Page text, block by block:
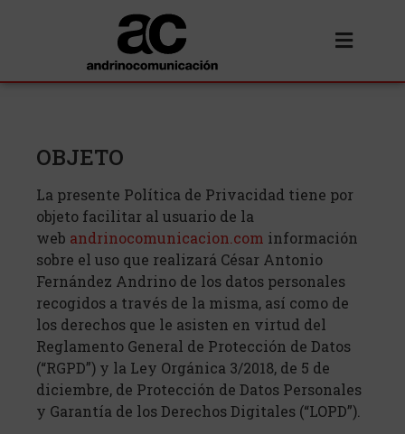
OBJETO
La presente Política de Privacidad tiene por
objeto facilitar al usuario de la
web andrinocomunicacion.com información
sobre el uso que realizará César Antonio
Fernández Andrino de los datos personales
recogidos a través de la misma, así como de
los derechos que le asisten en virtud del
Reglamento General de Protección de Datos
(“RGPD”) y la Ley Orgánica 3/2018, de 5 de
diciembre, de Protección de Datos Personales
y Garantía de los Derechos Digitales (“LOPD”).